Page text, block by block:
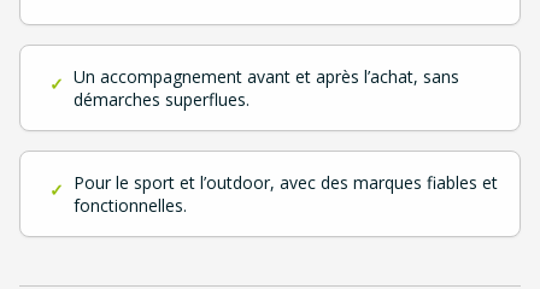
✓ Un accompagnement avant et après l’achat, sans
démarches superflues.
✓ Pour le sport et l’outdoor, avec des marques fiables et
fonctionnelles.